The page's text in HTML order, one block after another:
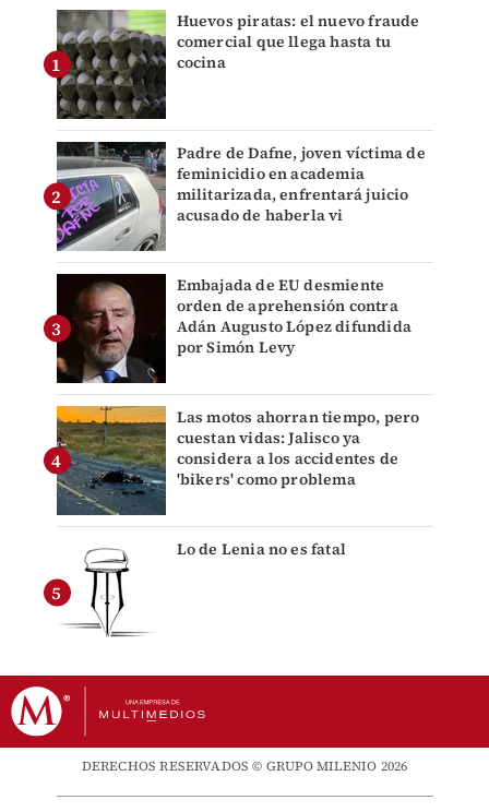
Huevos piratas: el nuevo fraude
comercial que llega hasta tu
cocina
Padre de Dafne, joven víctima de
feminicidio en academia
militarizada, enfrentará juicio
acusado de haberla vi
Embajada de EU desmiente
orden de aprehensión contra
Adán Augusto López difundida
por Simón Levy
Las motos ahorran tiempo, pero
cuestan vidas: Jalisco ya
considera a los accidentes de
'bikers' como problema
Lo de Lenia no es fatal
DERECHOS RESERVADOS © GRUPO MILENIO 2026